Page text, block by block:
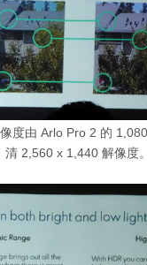
度由 Arlo Pro 2 的
清 2,560 x 1,440 解像度。